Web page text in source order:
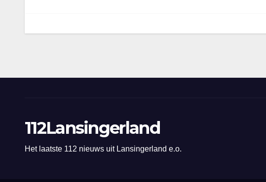
112Lansingerland
Het laatste 112 nieuws uit Lansingerland e.o.